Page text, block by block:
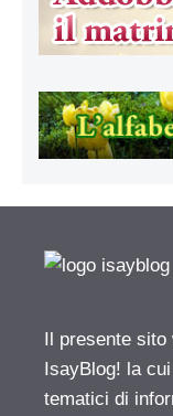
Il presente sito
IsayBlog! la
tematici di